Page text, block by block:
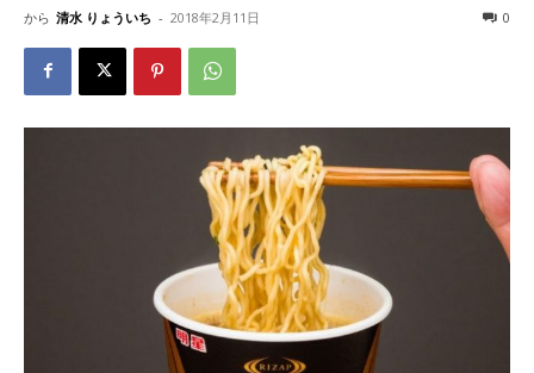
から 清水 りょういち - 2018年2月11日 0